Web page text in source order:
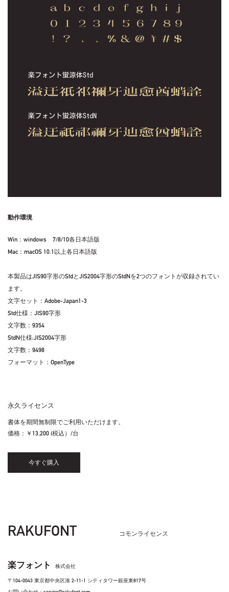
動作環境
Win：windows 7/8/10各日本語版
Mac：macOS 10.1以上各日本語版
本製品はJIS90字形のStdとJIS2004字形のStdNを2つのフォントが収録されてい
ます。
文字セット：Adobe-Japan1-3
Std仕様：JIS90字形
文字数：9354
StdN仕様:JIS2004字形
文字数：9498
フォーマット：OpenType
永久ライセンス
書体を期間無制限でご利用いただけます。
価格：
￥13,200 (税込）/台
今すぐ購入
RAKUFONT コモンライセンス
楽フォント 株式会社
〒104-0043 東京都中央区湊 2-11-1 シティタワー銀座東817号